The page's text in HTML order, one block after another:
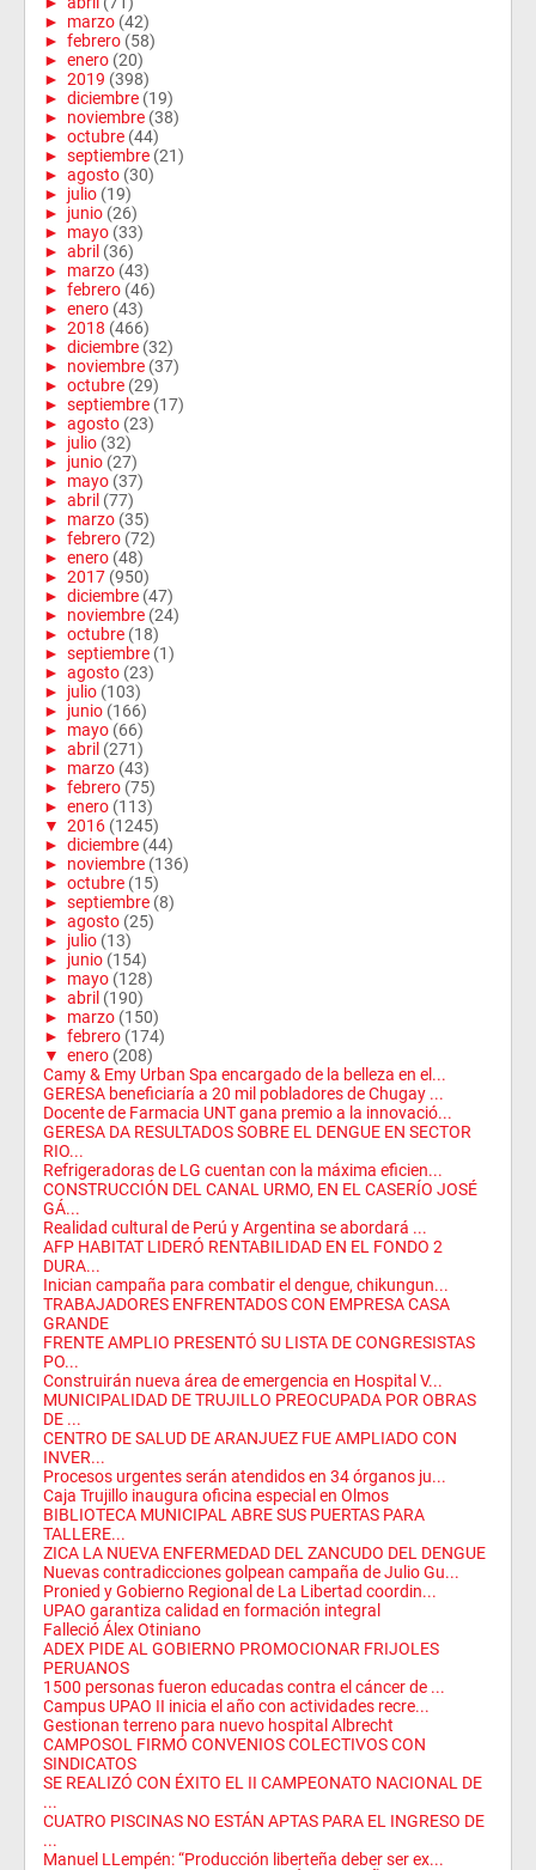
► marzo (42)
► febrero (58)
► enero (20)
► 2019 (398)
► diciembre (19)
► noviembre (38)
► octubre (44)
► septiembre (21)
► agosto (30)
► julio (19)
► junio (26)
► mayo (33)
► abril (36)
► marzo (43)
► febrero (46)
► enero (43)
► 2018 (466)
► diciembre (32)
► noviembre (37)
► octubre (29)
► septiembre (17)
► agosto (23)
► julio (32)
► junio (27)
► mayo (37)
► abril (77)
► marzo (35)
► febrero (72)
► enero (48)
► 2017 (950)
► diciembre (47)
► noviembre (24)
► octubre (18)
► septiembre (1)
► agosto (23)
► julio (103)
► junio (166)
► mayo (66)
► abril (271)
► marzo (43)
► febrero (75)
► enero (113)
▼ 2016 (1245)
► diciembre (44)
► noviembre (136)
► octubre (15)
► septiembre (8)
► agosto (25)
► julio (13)
► junio (154)
► mayo (128)
► abril (190)
► marzo (150)
► febrero (174)
▼ enero (208)
Camy & Emy Urban Spa encargado de la belleza en el...
GERESA beneficiaría a 20 mil pobladores de Chugay ...
Docente de Farmacia UNT gana premio a la innovació...
GERESA DA RESULTADOS SOBRE EL DENGUE EN SECTOR
RIO...
Refrigeradoras de LG cuentan con la máxima eficien...
CONSTRUCCIÓN DEL CANAL URMO, EN EL CASERÍO JOSÉ
GÁ...
Realidad cultural de Perú y Argentina se abordará ...
AFP HABITAT LIDERÓ RENTABILIDAD EN EL FONDO 2
DURA...
Inician campaña para combatir el dengue, chikungun...
TRABAJADORES ENFRENTADOS CON EMPRESA CASA
GRANDE
FRENTE AMPLIO PRESENTÓ SU LISTA DE CONGRESISTAS
PO...
Construirán nueva área de emergencia en Hospital V...
MUNICIPALIDAD DE TRUJILLO PREOCUPADA POR OBRAS
DE ...
CENTRO DE SALUD DE ARANJUEZ FUE AMPLIADO CON
INVER...
Procesos urgentes serán atendidos en 34 órganos ju...
Caja Trujillo inaugura oficina especial en Olmos
BIBLIOTECA MUNICIPAL ABRE SUS PUERTAS PARA
TALLERE...
ZICA LA NUEVA ENFERMEDAD DEL ZANCUDO DEL DENGUE
Nuevas contradicciones golpean campaña de Julio Gu...
Pronied y Gobierno Regional de La Libertad coordin...
UPAO garantiza calidad en formación integral
Falleció Álex Otiniano
ADEX PIDE AL GOBIERNO PROMOCIONAR FRIJOLES
PERUANOS
1500 personas fueron educadas contra el cáncer de ...
Campus UPAO II inicia el año con actividades recre...
Gestionan terreno para nuevo hospital Albrecht
CAMPOSOL FIRMÓ CONVENIOS COLECTIVOS CON
SINDICATOS
SE REALIZÓ CON ÉXITO EL II CAMPEONATO NACIONAL DE
...
CUATRO PISCINAS NO ESTÁN APTAS PARA EL INGRESO DE
...
Manuel LLempén: “Producción liberteña deber ser ex...